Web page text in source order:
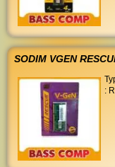
SODIM VGEN
: